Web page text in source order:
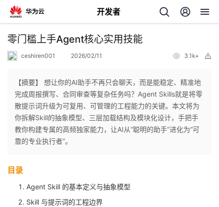
开发者
返
个
人
主
我
的
开
零门槛上手Agent核心实用技能
ceshiren001 2026/02/11 3.1k+
【摘要】 想让你的AI助手不再只会聊天，而是能稳定、精准地
完成周报撰写、合同审查等复杂任务吗？Agent Skills就是将零
散提示词升级为可复用、可管理的工程能力的关键。本文将为
你拆解Skill的抽象模型、三层加载结构及模块化设计，手把手
教你构建专属的高频独家能力，让AI从“聪明的助手”进化为“可
靠的专业执行者”。
目录
Agent Skill 的基本定义与抽象模型
Skill 与提示词的工程边界